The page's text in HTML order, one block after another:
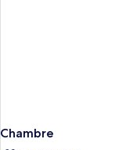
Chambre